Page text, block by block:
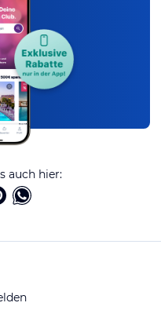
auch hier: